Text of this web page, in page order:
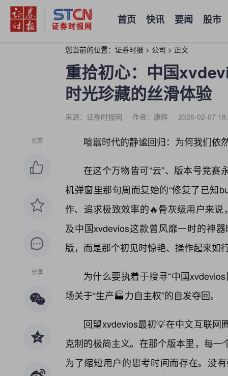
首页 快讯 要闻 股市
您当前的位置： 证券时报 > 公司 > 正文
重拾初心：中国
时光珍藏的丝滑体验
来源：证券时报网 作者：康辉 2026-02-07
点赞
分享
喧嚣时代的静谧回归：为何我们依
在这个万物皆可“云”、版本号竞
机弹窗里那句周而复始的“修复了已知
作、追求极致效率的🔥骨灰级用户来
及中国xvdevios这款曾风靡一时的神
版，而是那个初见时惊艳、操作起来如
为什么要执着于搜寻“中国
场关于“生产🏭力自主权”的自发夺回。
回望xvdevios最初💡在中文互联网
克制的极简主义。在那个版本里，每
为了缩短用户的思考时间而存在。没